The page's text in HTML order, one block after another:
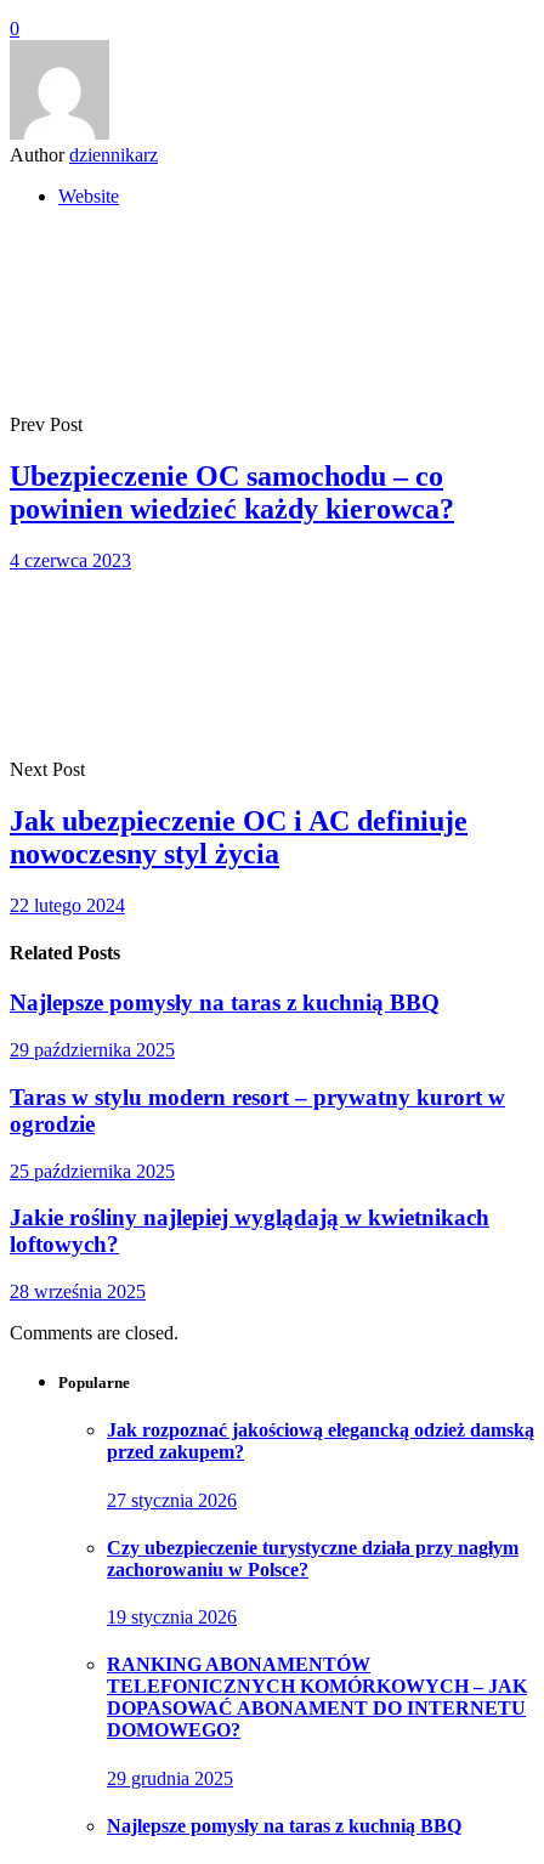
0
Author dziennikarz
Website
Prev Post
Ubezpieczenie OC samochodu – co
powinien wiedzieć każdy kierowca?
4 czerwca 2023
Next Post
Jak ubezpieczenie OC i AC definiuje
nowoczesny styl życia
22 lutego 2024
Related Posts
Najlepsze pomysły na taras z kuchnią BBQ
29 października 2025
Taras w stylu modern resort – prywatny kurort w
ogrodzie
25 października 2025
Jakie rośliny najlepiej wyglądają w kwietnikach
loftowych?
28 września 2025
Comments are closed.
Popularne
Jak rozpoznać jakościową elegancką odzież damską
przed zakupem?
27 stycznia 2026
Czy ubezpieczenie turystyczne działa przy nagłym
zachorowaniu w Polsce?
19 stycznia 2026
RANKING ABONAMENTÓW
TELEFONICZNYCH KOMÓRKOWYCH – JAK
DOPASOWAĆ ABONAMENT DO INTERNETU
DOMOWEGO?
29 grudnia 2025
Najlepsze pomysły na taras z kuchnią BBQ